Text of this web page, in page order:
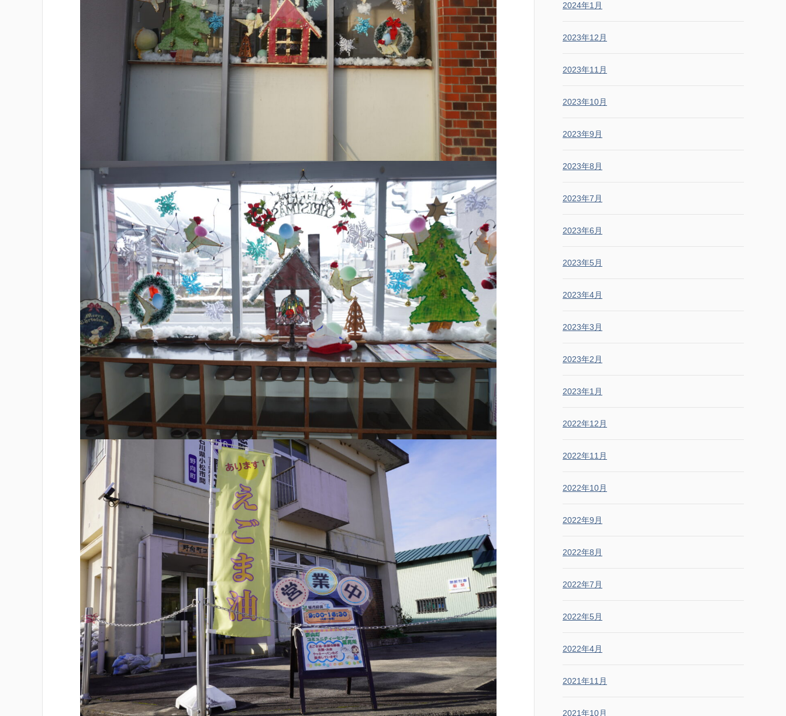
2024年1月
2023年12月
2023年11月
2023年10月
2023年9月
2023年8月
2023年7月
2023年6月
2023年5月
2023年4月
2023年3月
2023年2月
2023年1月
2022年12月
2022年11月
2022年10月
2022年9月
2022年8月
2022年7月
2022年5月
2022年4月
2021年11月
2021年10月